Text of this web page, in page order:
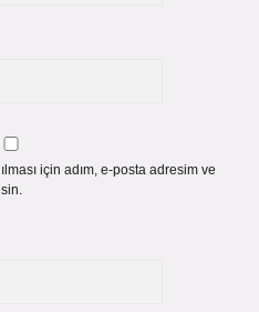
için adım, e-posta adresim ve